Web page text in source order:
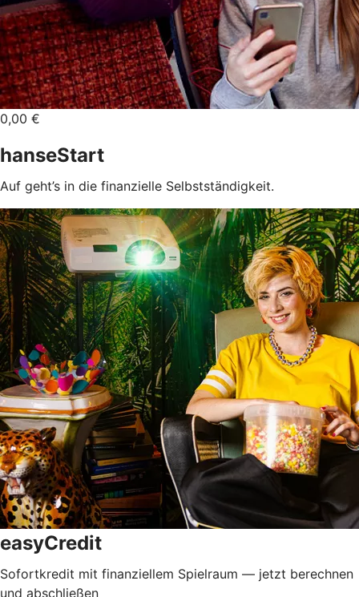
0,00 €
hanseStart
Auf geht’s in die finanzielle Selbstständigkeit.
easyCredit
Sofortkredit mit finanziellem Spielraum — jetzt berechnen
und abschließen